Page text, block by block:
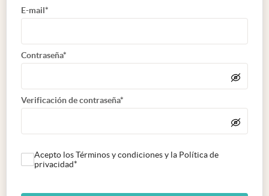
E-mail*
Contraseña*
Verificación de contraseña*
Acepto los Términos y condiciones y la Política de
privacidad*